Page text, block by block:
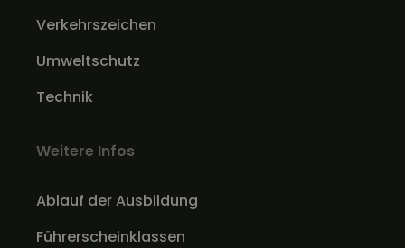
Verkehrszeichen
Umweltschutz
Technik
Weitere Infos
Ablauf der Ausbildung
Führerscheinklassen